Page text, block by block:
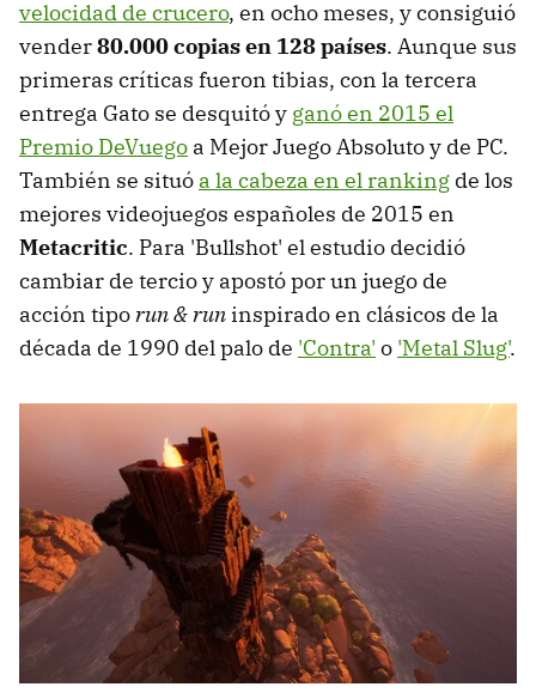
velocidad de crucero, en ocho meses, y consiguió
vender80.000 copias en 128 países. Aunque sus
primeras críticas fueron tibias, con la tercera
entrega Gato se desquitó y ganó en 2015 el
Premio DeVuego a Mejor Juego Absoluto y de PC.
También se situó a la cabeza en el ranking de los
mejores videojuegos españoles de 2015 en
Metacritic. Para 'Bullshot' el estudio decidió
cambiar de tercio y apostó por un juego de
acción tiporun & run inspirado en clásicos de la
década de 1990 del palo de 'Contra' o 'Metal Slug'.